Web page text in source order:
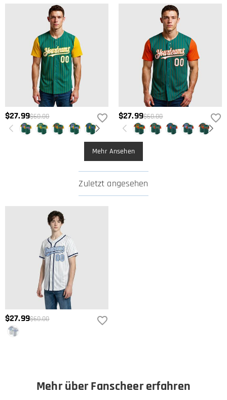
$27.99$60.00 $27.99$60.00
Mehr Ansehen
Zuletzt angesehen
$27.99$60.00
Mehr über Fanscheer erfahren